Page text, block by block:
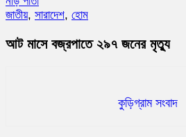
জাতীয়, সারাদেশ, হোম
আট মাসে বজ্রপাতে ২৯৭ জনের মৃত্যু
কুড়িগ্রাম সংবাদ